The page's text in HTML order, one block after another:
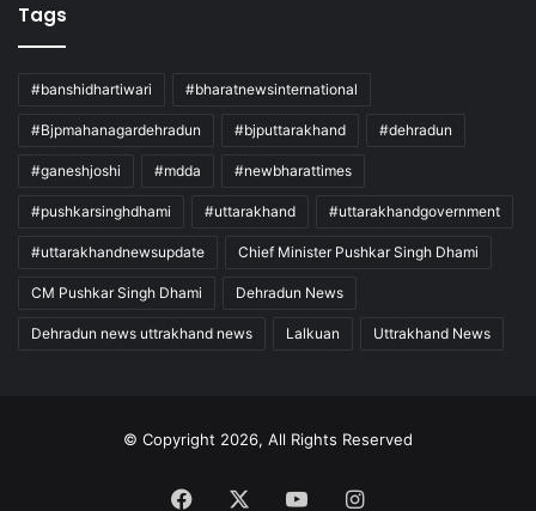
Tags
#banshidhartiwari #bharatnewsinternational
#Bjpmahanagardehradun #bjputtarakhand #dehradun
#ganeshjoshi #mdda #newbharattimes
#pushkarsinghdhami #uttarakhand #uttarakhandgovernment
#uttarakhandnewsupdate Chief Minister Pushkar Singh Dhami
CM Pushkar Singh Dhami Dehradun News
Dehradun news uttrakhand news Lalkuan Uttrakhand News
© Copyright 2026, All Rights Reserved
Facebook YouTubeInstagram